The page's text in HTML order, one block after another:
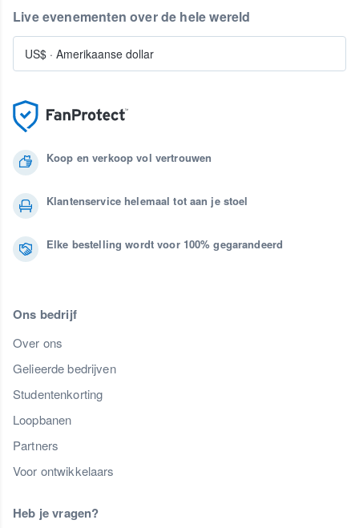
Koop en verkoop vol vertrouwen
Klantenservice helemaal tot aan je stoel
Elke bestelling wordt voor 100% gegarandeerd
Ons bedrijf
Over ons
Gelieerde bedrijven
Studentenkorting
Loopbanen
Partners
Voor ontwikkelaars
Heb je vragen?
Live evenementen over de hele wereld
US$ · Amerikaanse dollar